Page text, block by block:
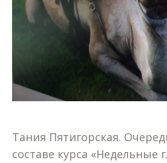
Тания Пятигорская.
составе курса «Недельные